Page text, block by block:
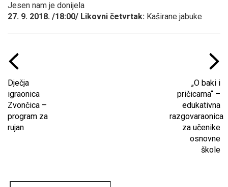
Jesen nam je donijela
27. 9. 2018. /18:00/ Likovni četvrtak: Kaširane jabuke
Dječja
igraonica
Zvončica –
program za
rujan
„O baki i
pričicama“ –
edukativna
razgovaraonica
za učenike
osnovne
škole